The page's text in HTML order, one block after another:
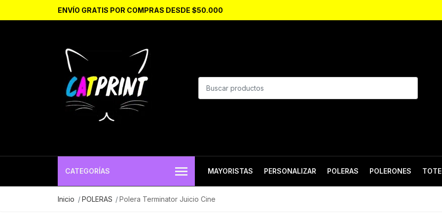
ENVÍO GRATIS POR COMPRAS DESDE $50.000
CATEGORÍAS MAYORISTAS PERSONALIZAR POLERAS POLERONES
Inicio POLERAS Polera Terminator Juicio Cine